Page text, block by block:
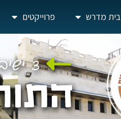
בית מדרש פרוייקטים